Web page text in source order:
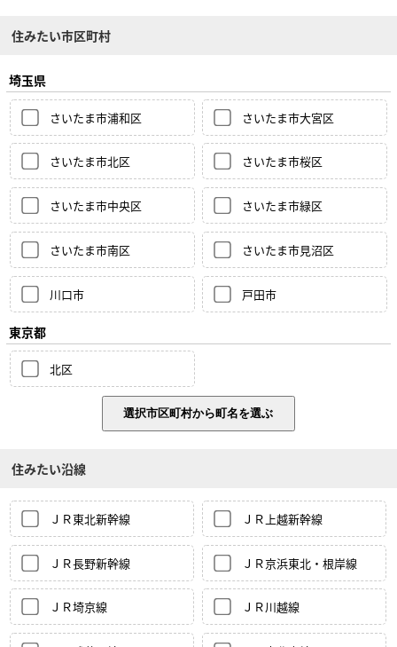
住みたい市区町村
埼玉県
さいたま市浦和区 さいたま市大宮区
さいたま市北区 さいたま市桜区
さいたま市中央区 さいたま市緑区
さいたま市南区 さいたま市見沼区
川口市 戸田市
東京都
北区
住みたい沿線
ＪＲ東北新幹線 ＪＲ上越新幹線
ＪＲ長野新幹線 ＪＲ京浜東北・根岸線
ＪＲ埼京線 ＪＲ川越線